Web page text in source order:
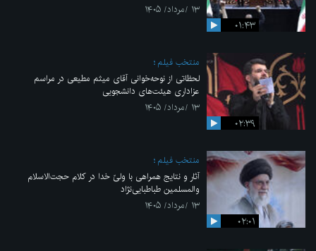
۰۱:۴۳
۱۳ /مرداد/ ۱۴۰۵
۰۲:۳۹
منتخب فیلم
لحظاتی از نوحه‌خوانی آقای میثم مطیعی در مراسم
عزاداری هیئت‌های دانشجویی
۱۳ /مرداد/ ۱۴۰۵
۰۲:۰۱
منتخب فیلم
آثار و نتایج همراهی با ولیّ خدا در کلام حجت‌الاسلام
والمسلمین طباطبایی‌نژاد
۱۳ /مرداد/ ۱۴۰۵